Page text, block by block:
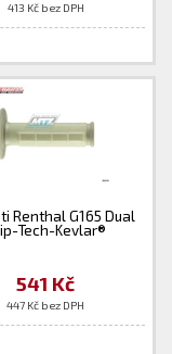
413 Kč bez DPH
Renthal G165 Dual
Tech-Kevlar®
541 Kč
447 Kč bez DPH